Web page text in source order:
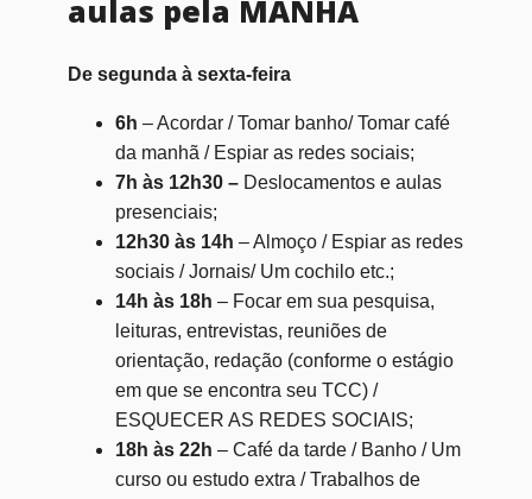
aulas pela MANHÃ
De segunda à sexta-feira
6h – Acordar / Tomar banho/ Tomar café
da manhã / Espiar as redes sociais;
7h às 12h30 –Deslocamentos e aulas
presenciais;
12h30 às 14h – Almoço / Espiar as redes
sociais / Jornais/ Um cochilo etc.;
14h às 18h – Focar em sua pesquisa,
leituras, entrevistas, reuniões de
orientação, redação (conforme o estágio
em que se encontra seu TCC) /
ESQUECER AS REDES SOCIAIS;
18h às 22h – Café da tarde / Banho / Um
curso ou estudo extra / Trabalhos de